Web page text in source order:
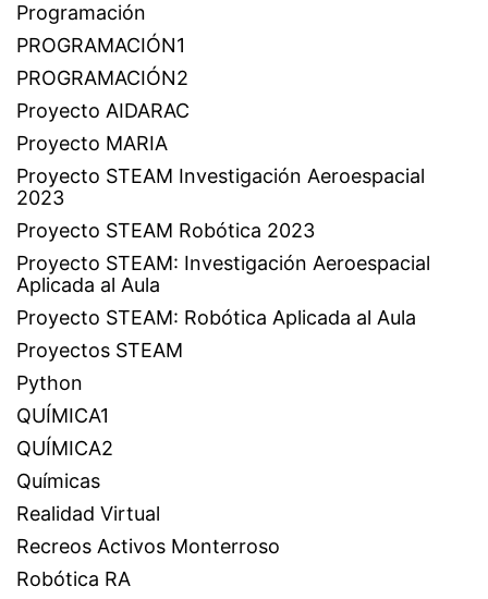
Programación
PROGRAMACIÓN1
PROGRAMACIÓN2
Proyecto AIDARAC
Proyecto MARIA
Proyecto STEAM Investigación Aeroespacial
2023
Proyecto STEAM Robótica 2023
Proyecto STEAM: Investigación Aeroespacial
Aplicada al Aula
Proyecto STEAM: Robótica Aplicada al Aula
Proyectos STEAM
Python
QUÍMICA1
QUÍMICA2
Químicas
Realidad Virtual
Recreos Activos Monterroso
Robótica RA